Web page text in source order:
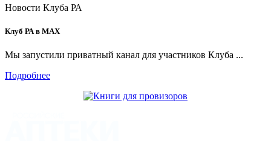
Новости Клуба РА
Клуб РА в MAX
Мы запустили приватный канал для участников Клуба ...
Подробнее